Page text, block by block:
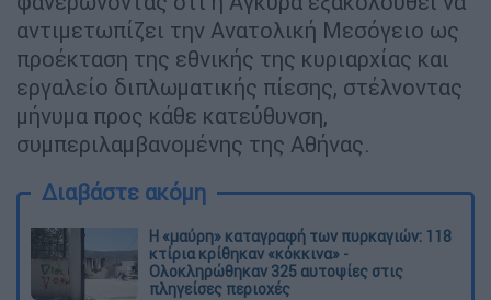
αντιμετωπίζει την Ανατολική Μεσόγειο ως
προέκταση της εθνικής της κυριαρχίας και
εργαλείο διπλωματικής πίεσης, στέλνοντας
μήνυμα προς κάθε κατεύθυνση,
συμπεριλαμβανομένης της Αθήνας.
Διαβάστε ακόμη
Η «μαύρη» καταγραφή των πυρκαγιών: 118
κτίρια κρίθηκαν «κόκκινα» -
Ολοκληρώθηκαν 325 αυτοψίες στις
πληγείσες περιοχές